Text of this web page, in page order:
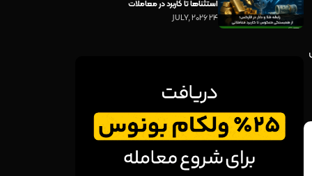
استثناها تا کاربرد در معاملات
24 JULY, 2026